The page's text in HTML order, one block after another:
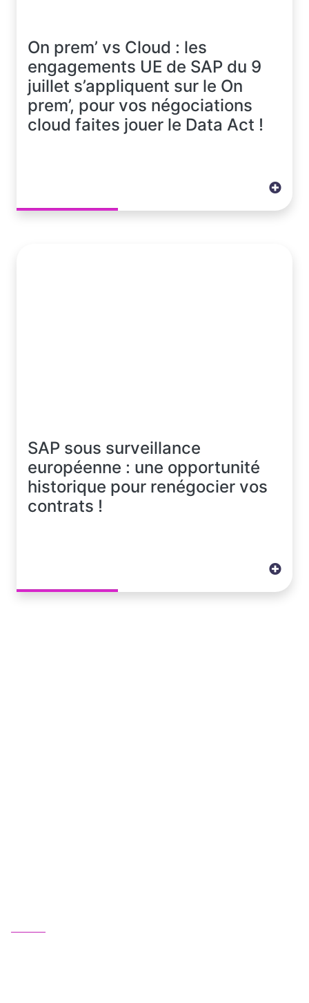
On prem’ vs Cloud : les
engagements UE de SAP du 9
juillet s’appliquent sur le On
prem’, pour vos négociations
cloud faites jouer le Data Act !
SAP sous surveillance
européenne : une opportunité
historique pour renégocier vos
contrats !